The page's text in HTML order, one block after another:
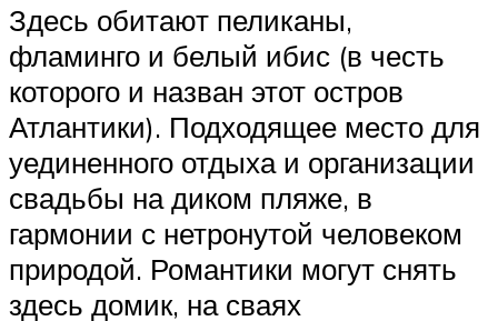
Здесь обитают пеликаны,
фламинго и белый ибис (в честь
которого и назван этот остров
Атлантики). Подходящее место для
уединенного отдыха и организации
свадьбы на диком пляже, в
гармонии с нетронутой человеком
природой. Романтики могут снять
здесь домик, на сваях